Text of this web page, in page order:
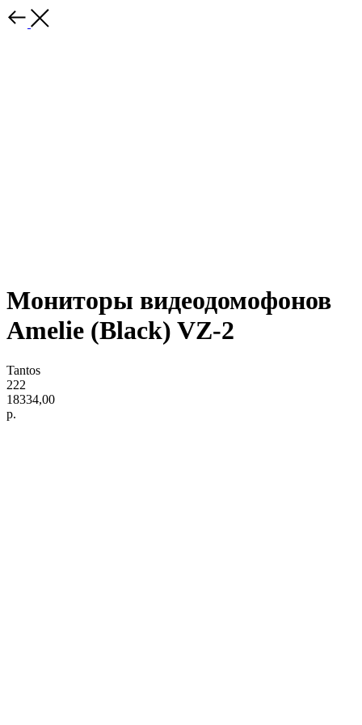
Мониторы видеодомофонов
Amelie (Black) VZ-2
Tantos
222
18334,00
р.